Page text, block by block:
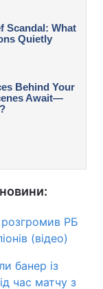
РБ
(відео)
банер із
час матчу з